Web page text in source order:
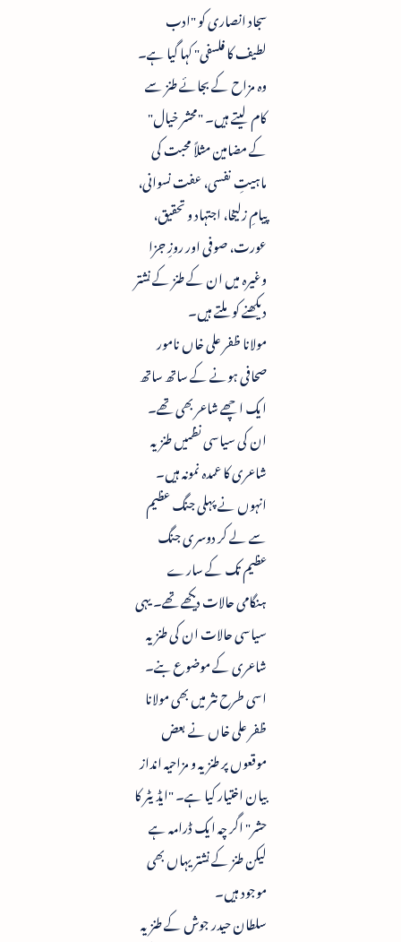
سجاد انصاری کو "ادب
لطیف کا فلسفی" کہا گیا ہے۔
وہ مزاح کے بجائے طنز سے
کام لیتے ہیں۔ "محشر خیال"
کے مضامین مثلاً محبت کی
ماہیتِ نفسی، عفت نسوانی،
پیامِ زلیخا، اجتہاد و تحقیق،
عورت، صوفی اور روزِ جزا
وغیرہ میں ان کے طنز کے نشتر
دیکھنے کو ملتے ہیں۔
مولانا ظفر علی خاں نامور
صحافی ہونے کے ساتھ ساتھ
ایک اچھے شاعر بھی تھے۔
ان کی سیاسی نظمیں طنزیہ
شاعری کا عمدہ نمونہ ہیں۔
انہوں نے پہلی جنگ عظیم
سے لے کر دوسری جنگ
عظیم تک کے سارے
ہنگامی حالات دیکھے تھے۔ یہی
سیاسی حالات ان کی طنزیہ
شاعری کے موضوع بنے۔
اسی طرح نثر میں بھی مولانا
ظفر علی خاں نے بعض
موقعوں پر طنزیہ و مزاحیہ انداز
بیان اختیار کیا ہے۔ "ایڈیٹر کا
حشر" اگر چہ ایک ڈرامہ ہے
لیکن طنز کے نشتر یہاں بھی
موجود ہیں۔
سلطان حیدر جوش کے طنزیہ